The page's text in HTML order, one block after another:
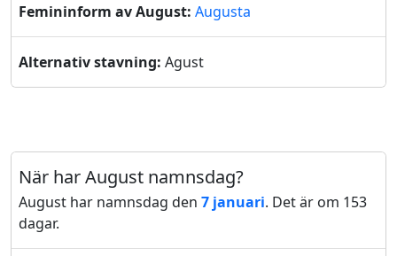
Femininform av August: Augusta
Alternativ stavning: Agust
När har August namnsdag?
August har namnsdag den 7 januari. Det är om 153
dagar.